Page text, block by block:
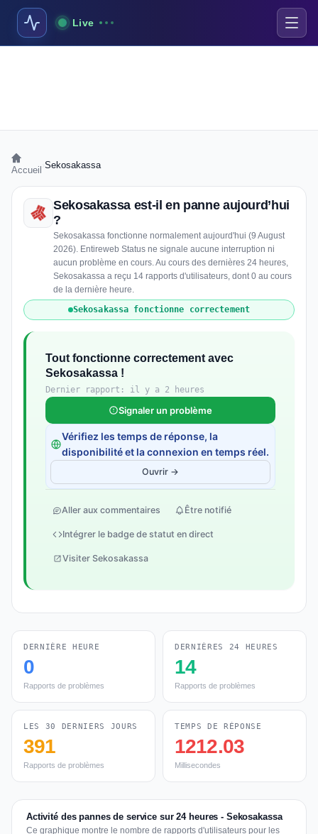
Live
Accueil Sekosakassa
Sekosakassa est-il en panne aujourd’hui
?
Sekosakassa fonctionne normalement aujourd'hui (9 August
2026). Entireweb Status ne signale aucune interruption ni
aucun problème en cours. Au cours des dernières 24 heures,
Sekosakassa a reçu 14 rapports d'utilisateurs, dont 0 au cours
de la dernière heure.
Sekosakassa fonctionne correctement
Tout fonctionne correctement avec
Sekosakassa !
Dernier rapport: il y a 2 heures
Signaler un problème
Vérifiez les temps de réponse, la
disponibilité et la connexion en temps réel.
Ouvrir →
Aller aux commentaires Être notifié
Intégrer le badge de statut en direct
Visiter Sekosakassa
DERNIÈRE HEURE
0
Rapports de problèmes
DERNIÈRES 24 HEURES
14
Rapports de problèmes
LES 30 DERNIERS JOURS
391
Rapports de problèmes
TEMPS DE RÉPONSE
1212.03
Millisecondes
Activité des pannes de service sur 24 heures - Sekosakassa
Ce graphique montre le nombre de rapports d'utilisateurs pour les